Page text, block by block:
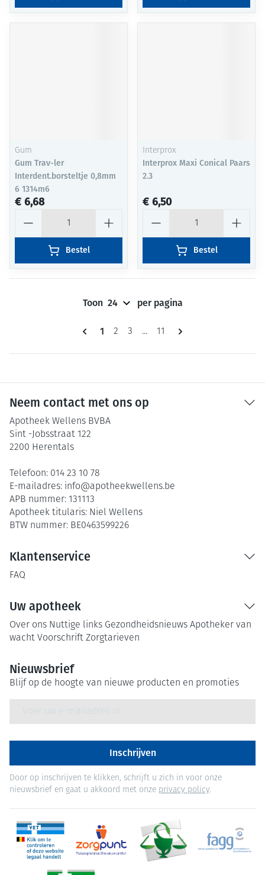
Gum
Gum Trav-ler
Interdent.borsteltje 0,8mm
6 1314m6
€ 6,68
Bestel
Interprox
Interprox Maxi Conical Paars
2.3
€ 6,50
Bestel
Pagina's
U lees momenteel pagina
1 Pagina
2 Pagina
3 ... Pagina
11
Toon per pagina
Neem contact met ons op
Apotheek Wellens BVBA
Sint -Jobsstraat 122
2200 Herentals
Telefoon: 014 23 10 78
E-mailadres: info@apotheekwellens.be
APB nummer: 131113
Apotheek titularis: Niel Wellens
BTW nummer: BE0463599226
Klantenservice
FAQ
Uw apotheek
Over ons Nuttige links Gezondheidsnieuws Apotheker van
wacht Voorschrift Zorgtarieven
Nieuwsbrief
Blijf op de hoogte van nieuwe producten en promoties
Inschrijven
Door op inschrijven te klikken, schrijft u zich in voor onze
nieuwsbrief en gaat u akkoord met onze privacy policy.